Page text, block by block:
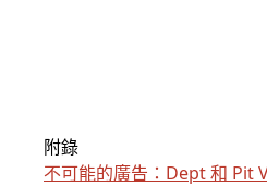
附錄
不可能的廣告：Dept 和 Pit